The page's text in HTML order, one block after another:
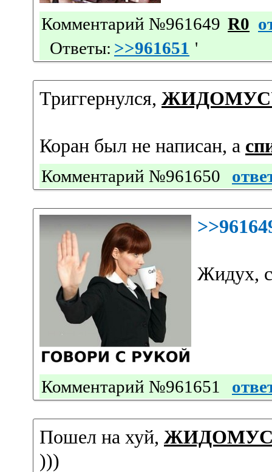
Комментарий №961649 R0
Ответы: >>961651 '
Триггернулся,
Коран был не написан, а
Комментарий №961650
Жидух,
Комментарий №961651
Пошел на хуй,
)))